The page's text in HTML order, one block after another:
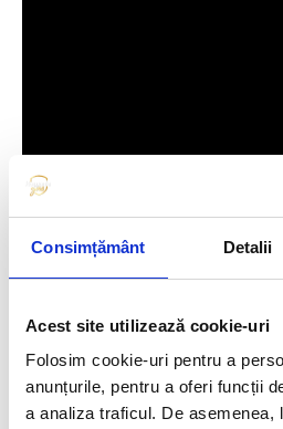
Consimțământ Detalii
Acest site utilizează cookie-uri
Folosim cookie-uri pentru a
anunțurile, pentru a oferi funcții
a analiza traficul. De asemenea,
importanța nutriției în sport și în viață, și
sportivi care sunt preferințele lor culinare
este pentru ei să știe ce mănâncă. Ne-
la Complexul olimpic “Sydney 2000” de
ajută nutriția în atingerea performanței.